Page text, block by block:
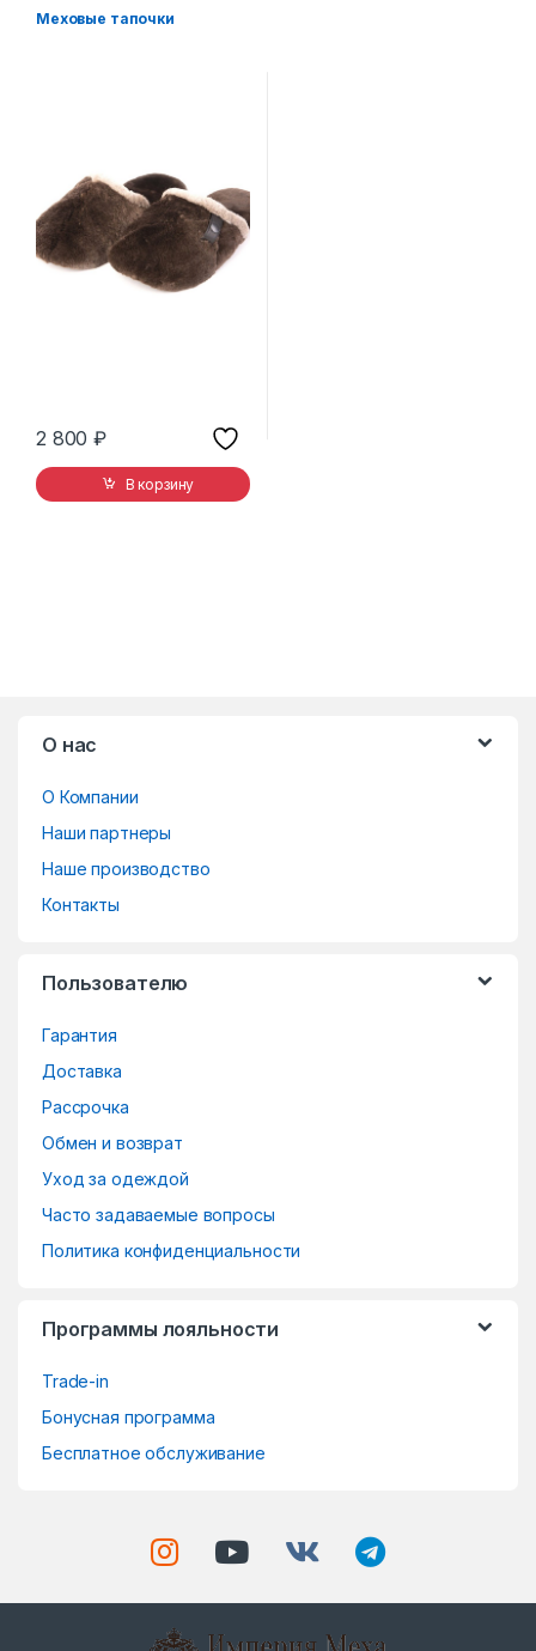
Меховые тапочки
2 800₽
В корзину
О нас
О Компании
Наши партнеры
Наше производство
Контакты
Пользователю
Гарантия
Доставка
Рассрочка
Обмен и возврат
Уход за одеждой
Часто задаваемые вопросы
Политика конфиденциальности
Программы лояльности
Trade-in
Бонусная программа
Бесплатное обслуживание